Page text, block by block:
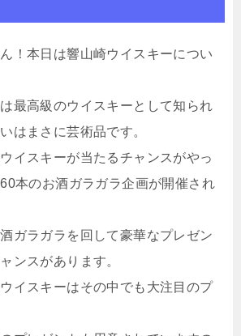
！本日は響山崎ウイスキーについ
最高級のウイスキーとして知られ
はまさに芸術品です。
イスキーが当たるチャンスがやっ
本のお酒ガラガラ企画が開催され
ガラガラを回して豪華なプレゼン
ンスがあります。
イスキーはその中でも大注目のプ